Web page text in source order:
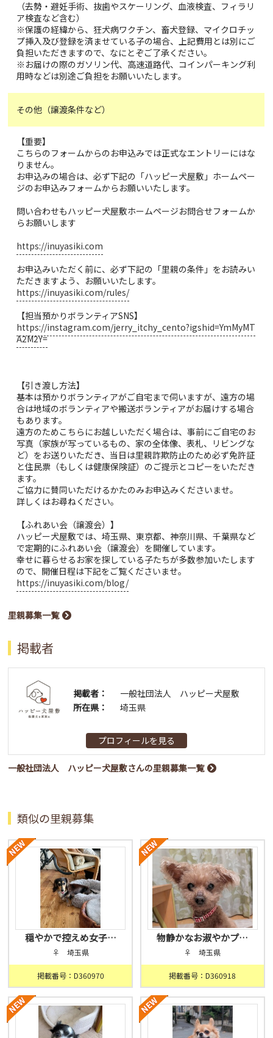
（去勢・避妊手術、抜歯やスケーリング、血液検査、フィラリ
ア検査など含む）
※保護の経緯から、狂犬病ワクチン、畜犬登録、マイクロチッ
プ挿入及び登録を済ませている子の場合、上記費用とは別にご
負担いただきますので、なにとぞご了承ください。
※お届けの際のガソリン代、高速道路代、コインパーキング利
用時などは別途ご負担をお願いいたします。
その他（譲渡条件など）
【重要】
こちらのフォームからのお申込みでは正式なエントリーにはな
りません。
お申込みの場合は、必ず下記の「ハッピー犬屋敷」ホームペー
ジのお申込みフォームからお願いいたします。
問い合わせもハッピー犬屋敷ホームページお問合せフォームか
らお願いします
https://inuyasiki.com
お申込みいただく前に、必ず下記の「里親の条件」をお読みい
ただきますよう、お願いいたします。
https://inuyasiki.com/rules/
【担当預かりボランティアSNS】
https://instagram.com/jerry_itchy_cento?igshid=YmMyMT
A2M2Y=
【引き渡し方法】
基本は預かりボランティアがご自宅まで伺いますが、遠方の場
合は地域のボランティアや搬送ボランティアがお届けする場合
もあります。
遠方のためこちらにお越しいただく場合は、事前にご自宅のお
写真（家族が写っているもの、家の全体像、表札、リビングな
ど）をお送りいただき、当日は里親詐欺防止のため必ず免許証
と住民票（もしくは健康保険証）のご提示とコピーをいただき
ます。
ご協力に賛同いただけるかたのみお申込みくださいませ。
詳しくはお尋ねください。
【ふれあい会（譲渡会）】
ハッピー犬屋敷では、埼玉県、東京都、神奈川県、千葉県など
で定期的にふれあい会（譲渡会）を開催しています。
幸せに暮らせるお家を探している子たちが多数参加いたします
ので、開催日程は下記をご覧くださいませ。
https://inuyasiki.com/blog/
里親募集一覧
掲載者
掲載者：
一般社団法人 ハッピー犬屋敷
所在県：
埼玉県
プロフィールを見る
一般社団法人 ハッピー犬屋敷さんの里親募集一覧
類似の里親募集
穏やかで控えめ女子…
♀ 埼玉県
掲載番号：D360970
物静かなお淑やかプ…
♀ 埼玉県
掲載番号：D360918